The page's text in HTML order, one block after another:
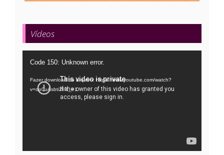
Vídeos
Tocador
vídeo
Code 150: Unknown error.
Fazer download do arquivo: https://www.youtube.com/watch?
v=oo0uAsbti28&_=1